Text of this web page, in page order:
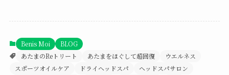
Benis Moi
BLOG
あたまのReトリート
あたまをほぐして超回復
ウエルネス
スポーツオイルケア
ドライヘッドスパ
ヘッドスパサロン